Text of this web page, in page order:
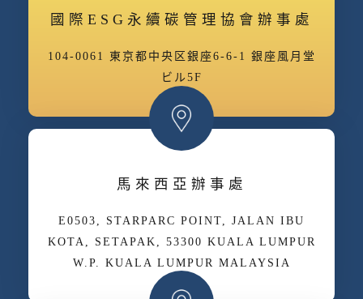
國際ESG永續碳管理協會辦事處
104-0061 東京都中央区銀座6-6-1 銀座風月堂
ビル5F
馬來西亞辦事處
E­05­03, STARPARC POINT, JALAN IBU
KOTA, SETAPAK, 53300 KUALA LUMPUR
W.P. KUALA LUMPUR MALAYSIA